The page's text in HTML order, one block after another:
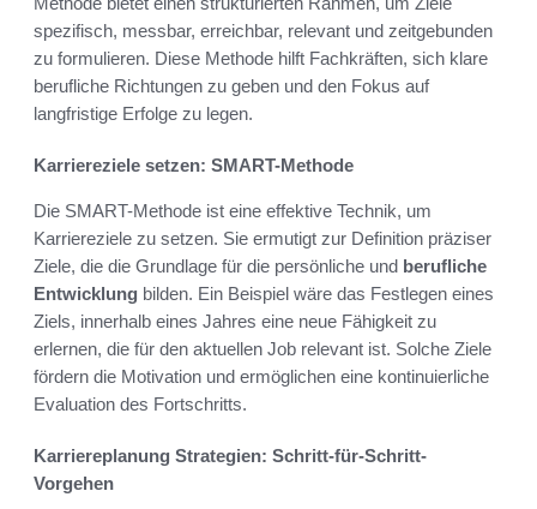
spezifisch, messbar, erreichbar, relevant und zeitgebunden
zu formulieren. Diese Methode hilft Fachkräften, sich klare
berufliche Richtungen zu geben und den Fokus auf
langfristige Erfolge zu legen.
Karriereziele setzen: SMART-Methode
Die SMART-Methode ist eine effektive Technik, um
Karriereziele zu setzen. Sie ermutigt zur Definition präziser
Ziele, die die Grundlage für die persönliche und berufliche
Entwicklung bilden. Ein Beispiel wäre das Festlegen eines
Ziels, innerhalb eines Jahres eine neue Fähigkeit zu
erlernen, die für den aktuellen Job relevant ist. Solche Ziele
fördern die Motivation und ermöglichen eine kontinuierliche
Evaluation des Fortschritts.
Karriereplanung Strategien: Schritt-für-Schritt-
Vorgehen